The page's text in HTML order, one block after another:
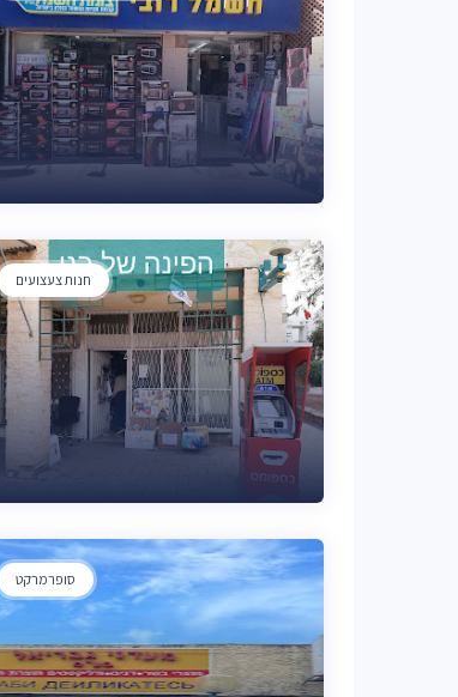
חנות צעצועים
סופרמרקט